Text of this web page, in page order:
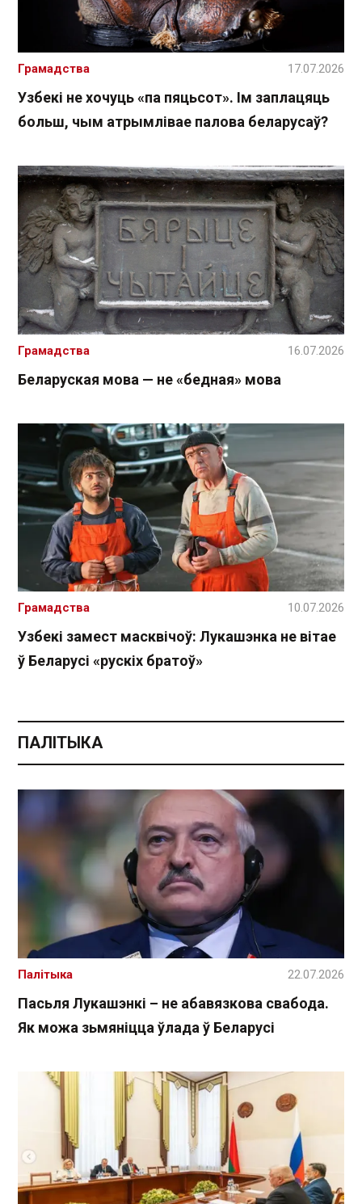
Узбекі не хочуць «па пяцьсот». Ім заплацяць
больш, чым атрымлівае палова беларусаў?
Грамадства 17.07.2026
Беларуская мова — не «бедная» мова
Грамадства 16.07.2026
Узбекі замест масквічоў: Лукашэнка не вітае
ў Беларусі «рускіх братоў»
Грамадства 10.07.2026
ПАЛІТЫКА
Пасьля Лукашэнкі – не абавязкова свабода.
Як можа зьмяніцца ўлада ў Беларусі
Палітыка 22.07.2026